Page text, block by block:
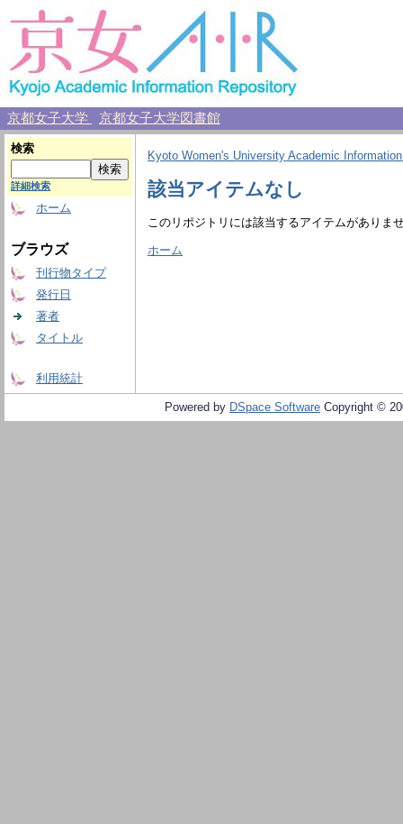
京都女子大学 京都女子大学図書館
検索
詳細検索
ホーム
ブラウズ
刊行物タイプ
発行日
著者
タイトル
利用統計
Kyoto Women's University Academic
該当アイテムなし
このリポジトリには該当するアイテムがありま
ホーム
Powered by DSpace Software Copyright ©